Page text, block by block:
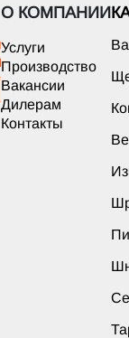
О КОМПАНИИ
Услуги
Производство
Вакансии
Дилерам
Контакты